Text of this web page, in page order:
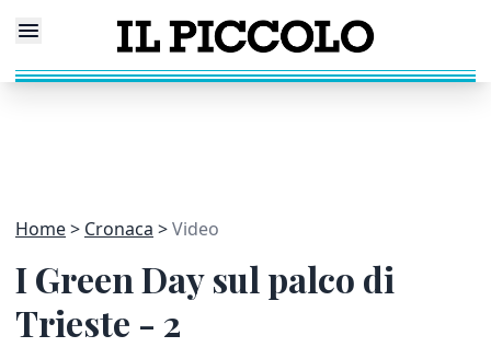
Home Cronaca Video
I Green Day sul palco di
Trieste - 2